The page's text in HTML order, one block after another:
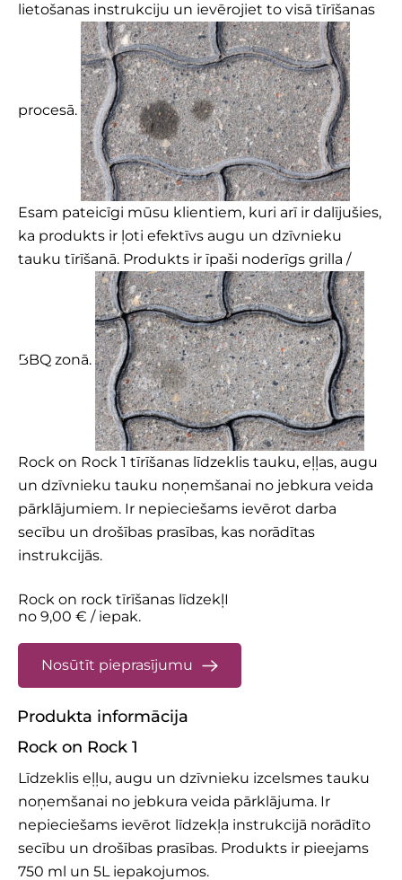
lietošanas instrukciju un ievērojiet to visā tīrīšanas
procesā.
Esam pateicīgi mūsu klientiem, kuri arī ir dalījušies,
ka produkts ir ļoti efektīvs augu un dzīvnieku
tauku tīrīšanā. Produkts ir īpaši noderīgs grilla /
BBQ zonā.
Rock on Rock 1 tīrīšanas līdzeklis tauku, eļļas, augu
un dzīvnieku tauku noņemšanai no jebkura veida
pārklājumiem. Ir nepieciešams ievērot darba
secību un drošības prasības, kas norādītas
instrukcijās.
Rock on rock tīrīšanas līdzekļI
no 9,00 € / iepak.
Nosūtīt pieprasījumu
Produkta informācija
Rock on Rock 1
Līdzeklis eļļu, augu un dzīvnieku izcelsmes tauku
noņemšanai no jebkura veida pārklājuma. Ir
nepieciešams ievērot līdzekļa instrukcijā norādīto
secību un drošības prasības. Produkts ir pieejams
750 ml un 5L iepakojumos.